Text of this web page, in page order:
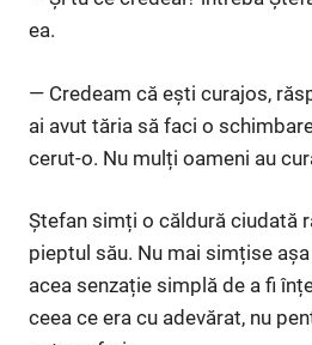
ea.
— Credeam că ești curajos,
ai avut tăria să faci o
cerut-o. Nu mulți oameni au
Ștefan simți o căldură ciudată
pieptul său. Nu mai simțise
acea senzație simplă de a fi
ceea ce era cu adevărat, nu